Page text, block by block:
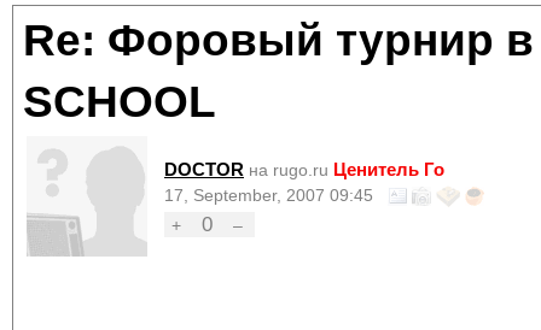
Re: Форовый турнир в
SCHOOL
DOCTOR на rugo.ru Ценитель Го
17, September, 2007 09:45
+
0 –